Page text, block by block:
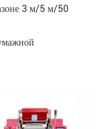
3 м/5 м/50